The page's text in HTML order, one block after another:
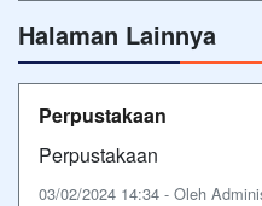
Halaman Lainnya
Perpustakaan
Perpustakaan
03/02/2024 14:34 - Oleh